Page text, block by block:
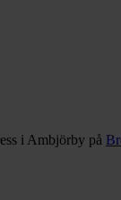
i Ambjörby på